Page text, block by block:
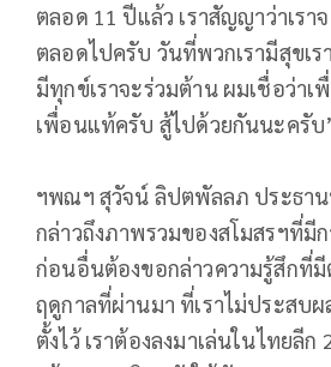
ตลอด 11 ปีแล้ว เราสัญญาว่าเรา
ตลอดไปครับ วันที่พวกเรามีสุขเร
มีทุกข์เราจะร่วมต้าน ผมเชื่อว่าเ
เพื่อนแท้ครับ สู้ไปด้วยกันนะครับ
ฯพณฯ สุวัจน์ ลิปตพัลลภ ประธา
กล่าวถึงภาพรวมของสโมสรฯที่มี
ก่อนอื่นต้องขอกล่าวความรู้สึกที่
ฤดูกาลที่ผ่านมา ที่เราไม่ประสบผ
ตั้งไว้ เราต้องลงมาเล่นในไทยลีก